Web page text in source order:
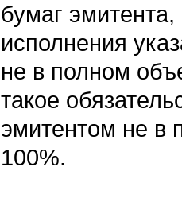
бумаг
исполнения
не в полном
такое
эмитентом не в
100%.